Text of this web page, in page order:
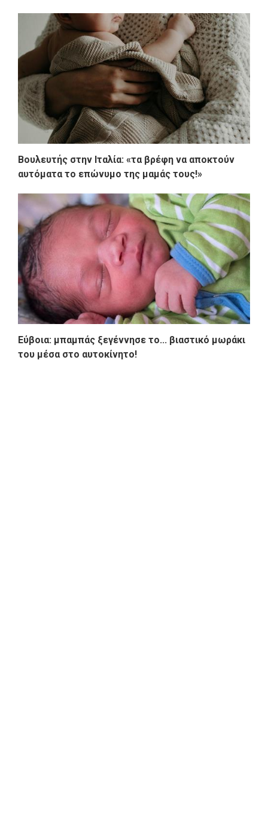
Βουλευτής στην Ιταλία: «τα βρέφη να αποκτούν
αυτόματα το επώνυμο της μαμάς τους!»
Εύβοια: μπαμπάς ξεγέννησε τo... βιαστικό μωράκι
του μέσα στο αυτοκίνητο!